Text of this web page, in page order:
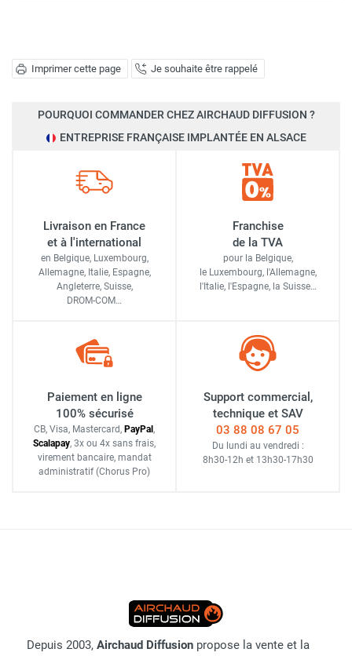
Imprimer cette page Je souhaite être rappelé
POURQUOI COMMANDER CHEZ AIRCHAUD DIFFUSION ?
ENTREPRISE FRANÇAISE IMPLANTÉE EN ALSACE
Livraison en France
et à l'international
en Belgique, Luxembourg,
Allemagne, Italie, Espagne,
Angleterre, Suisse,
DROM-COM…
Franchise
de la TVA
pour la Belgique,
le Luxembourg, l'Allemagne,
l'Italie, l'Espagne, la Suisse…
Paiement en ligne
100% sécurisé
CB, Visa, Mastercard, PayPal ,
Scalapay, 3x ou 4x sans frais,
virement bancaire, mandat
administratif (Chorus Pro)
Support commercial,
technique et SAV
03 88 08 67 05
Du lundi au vendredi :
8h30-12h et 13h30-17h30
Depuis 2003, Airchaud Diffusion propose la vente et la